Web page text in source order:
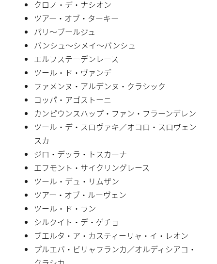
クロノ・デ・ナシオン
ツアー・オブ・ターキー
パリ〜ブールジュ
バンシュ〜シメイ〜バンシュ
エルフステーデンレース
ツール・ド・ヴァンデ
ファメンヌ・アルデンヌ・クラシック
コッパ・アゴストーニ
カンピウンスハップ・ファン・フラーンデレン
ツール・デ・スロヴァキ／オコロ・スロヴェン
スカ
ジロ・デッラ・トスカーナ
エフモント・サイクリングレース
ツール・デュ・リムザン
ツアー・オブ・ルーヴェン
ツール・ド・ラン
シルクイト・デ・ゲチョ
ブエルタ・ア・カスティーリャ・イ・レオン
プルエバ・ビリャフランカ／オルディシアコ・